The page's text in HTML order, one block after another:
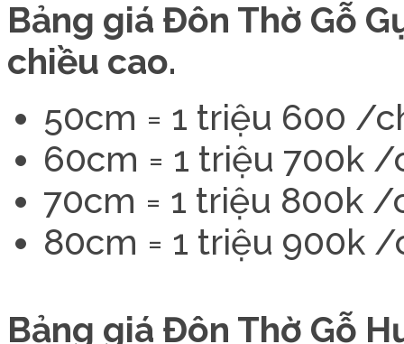
Bảng giá Đôn Thờ Gỗ
chiều cao.
50cm = 1 triệu 600 /
60cm = 1 triệu 700k
70cm = 1 triệu 800k /
80cm = 1 triệu 900k
Bảng giá Đôn Thờ Gỗ